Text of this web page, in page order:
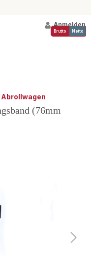
Anmelden
Brutto Netto
Abrollwagen
(76mm